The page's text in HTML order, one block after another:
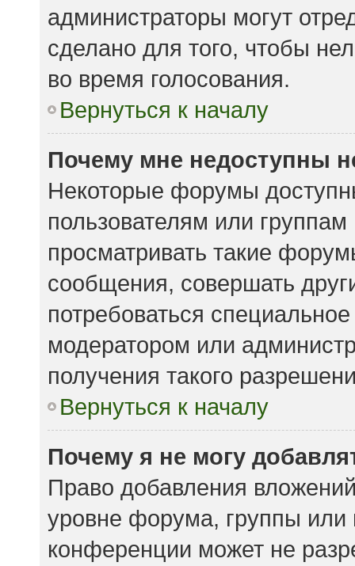
администраторы могут
сделано для того, чтобы
во время голосования.
Вернуться к началу
Почему мне недоступны
Некоторые форумы
пользователям или
просматривать такие
сообщения, совершать
потребоваться
модератором или
получения такого
Вернуться к началу
Почему я не могу
Право добавления
уровне форума, группы или
конференции может не